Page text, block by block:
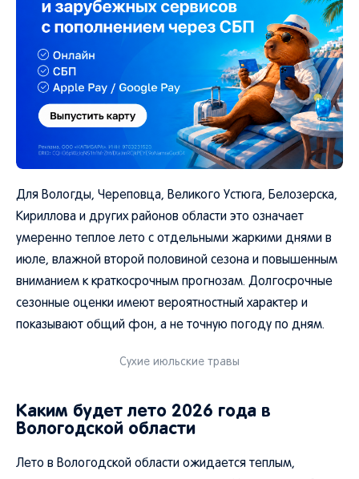
Для Вологды, Череповца, Великого Устюга, Белозерска,
Кириллова и других районов области это означает
умеренно теплое лето с отдельными жаркими днями в
июле, влажной второй половиной сезона и повышенным
вниманием к краткосрочным прогнозам. Долгосрочные
сезонные оценки имеют вероятностный характер и
показывают общий фон, а не точную погоду по дням.
Сухие июльские травы
Каким будет лето 2026 года в
Вологодской области
Лето в Вологодской области ожидается теплым,